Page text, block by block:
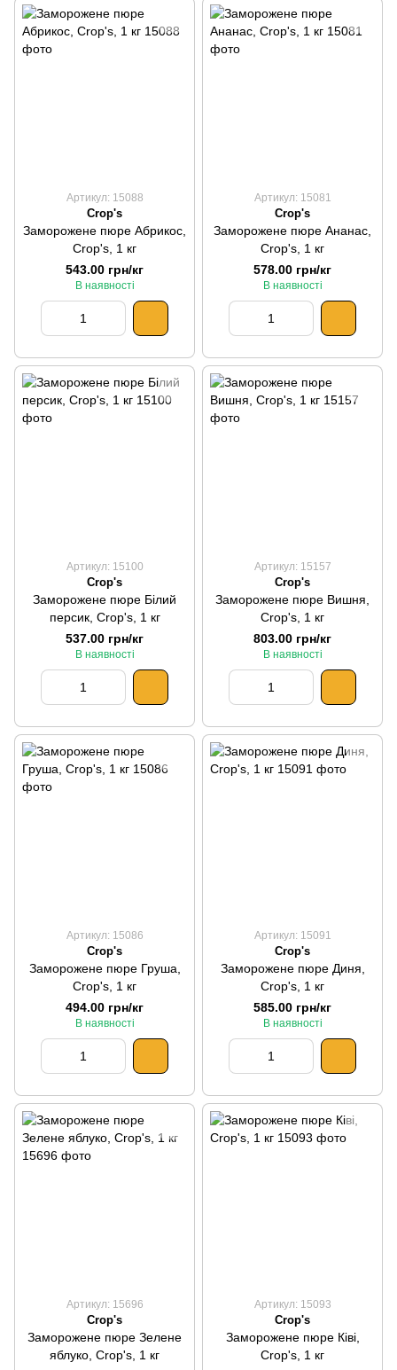
Артикул: 15088
Crop's
Заморожене пюре Абрикос,
Crop's, 1 кг
543.00 грн/кг
В наявності
Артикул: 15081
Crop's
Заморожене пюре Ананас,
Crop's, 1 кг
578.00 грн/кг
В наявності
Артикул: 15100
Crop's
Заморожене пюре Білий
персик, Crop's, 1 кг
537.00 грн/кг
В наявності
Артикул: 15157
Crop's
Заморожене пюре Вишня,
Crop's, 1 кг
803.00 грн/кг
В наявності
Артикул: 15086
Crop's
Заморожене пюре Груша,
Crop's, 1 кг
494.00 грн/кг
В наявності
Артикул: 15091
Crop's
Заморожене пюре Диня,
Crop's, 1 кг
585.00 грн/кг
В наявності
Артикул: 15696
Crop's
Заморожене пюре Зелене
яблуко, Crop's, 1 кг
Артикул: 15093
Crop's
Заморожене пюре Ківі,
Crop's, 1 кг